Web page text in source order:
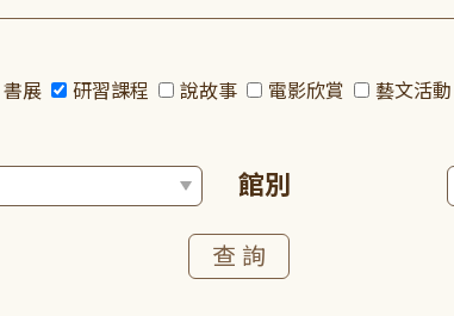
書展 研習課程 說故事 電影欣賞 藝文活動
館別